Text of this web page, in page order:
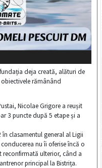
deja creată, alături de
rămânând
Nicolae Grigore a reușit
3 puncte după 5 etape și a
clasamentul general al Ligii
nu îi oferise încă o
reconfirmată ulterior, când a
principal la Bistrița.